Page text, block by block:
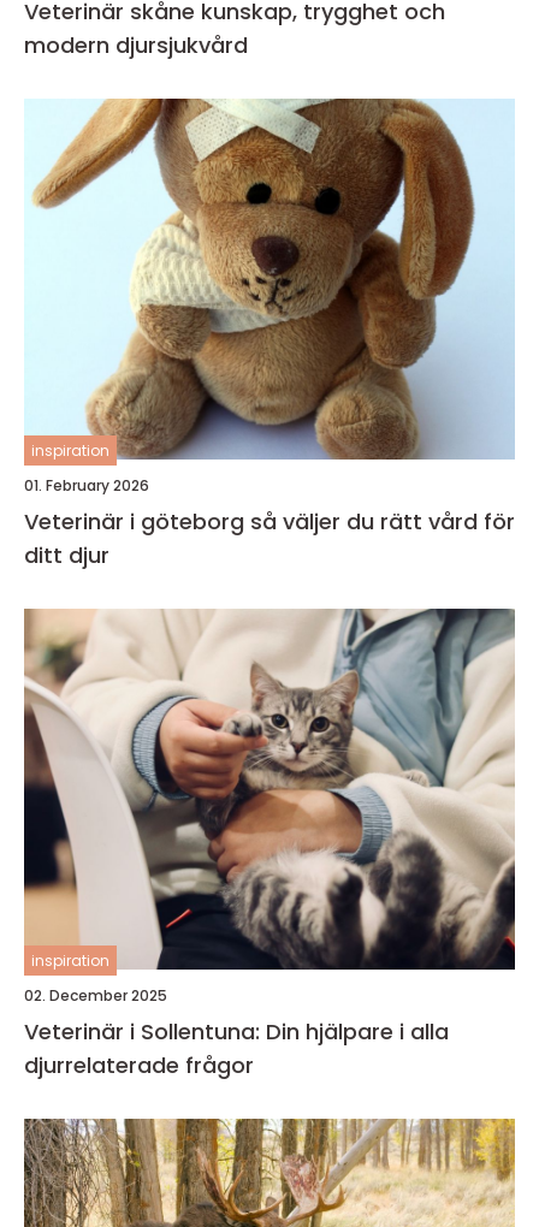
Veterinär skåne kunskap, trygghet och
modern djursjukvård
inspiration
01. February 2026
Veterinär i göteborg så väljer du rätt vård för
ditt djur
inspiration
02. December 2025
Veterinär i Sollentuna: Din hjälpare i alla
djurrelaterade frågor